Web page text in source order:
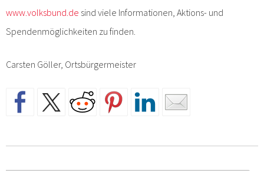
www.volksbund.de sind viele Informationen, Aktions- und
Spendenmöglichkeiten zu finden.
Carsten Göller, Ortsbürgermeister